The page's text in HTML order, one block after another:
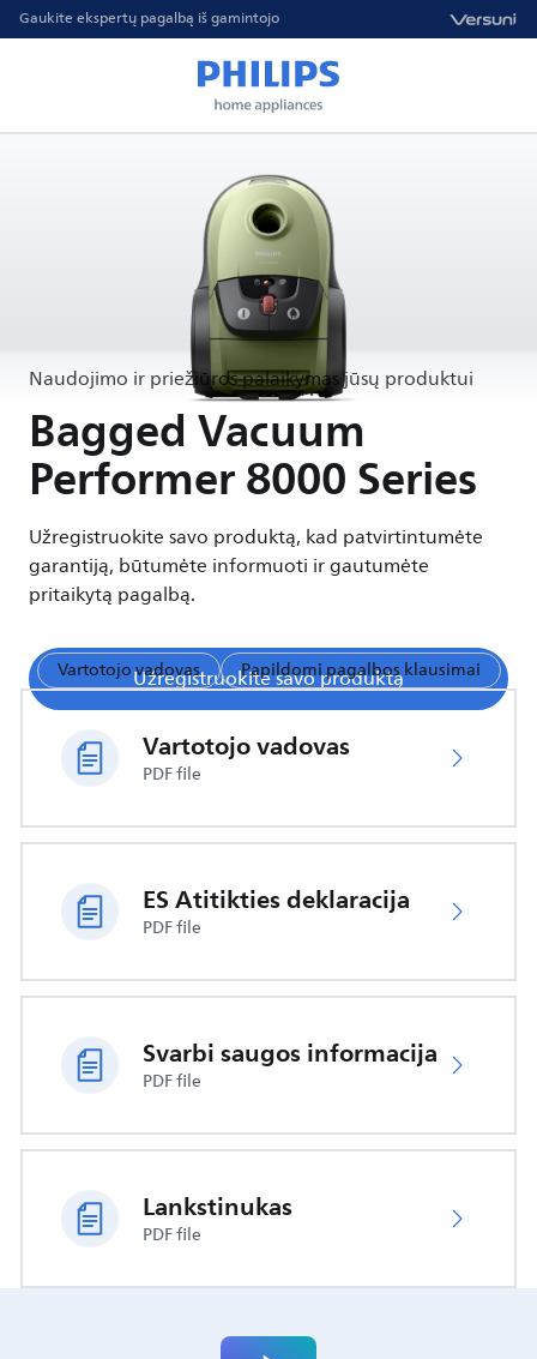
Gaukite ekspertų pagalbą iš gamintojo
Naudojimo ir priežiūros palaikymas jūsų produktui
Bagged Vacuum
Performer 8000 Series
Užregistruokite savo produktą, kad patvirtintumėte
garantiją, būtumėte informuoti ir gautumėte
pritaikytą pagalbą.
Užregistruokite savo produktą
Vartotojo vadovas Papildomi pagalbos klausimai
Vartotojo vadovas
PDF file
ES Atitikties deklaracija
PDF file
Svarbi saugos informacija
PDF file
Lankstinukas
PDF file